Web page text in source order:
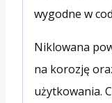
wygodne w
Niklowana
na korozję
użytkowania.